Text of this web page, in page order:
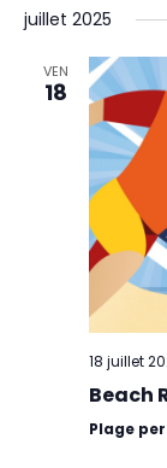
juillet 2025
VEN
18
18 juillet
Beach
Plage